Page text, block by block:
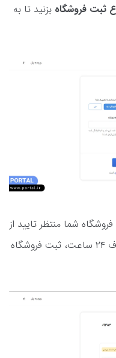
ثبت فروشگاه بزنید تا به
شما منتظر تایید از
طرف کارشناسان ترب خواهد بود و ظرف ۲۴ ساعت، ثبت فروشگاه